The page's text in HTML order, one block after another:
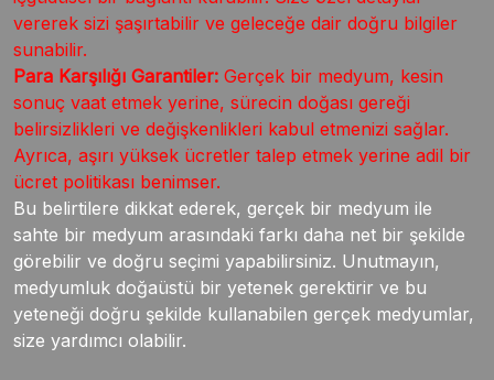
vererek sizi şaşırtabilir ve geleceğe dair doğru bilgiler
sunabilir.
Para Karşılığı Garantiler: Gerçek bir medyum, kesin
sonuç vaat etmek yerine, sürecin doğası gereği
belirsizlikleri ve değişkenlikleri kabul etmenizi sağlar.
Ayrıca, aşırı yüksek ücretler talep etmek yerine adil bir
ücret politikası benimser.
Bu belirtilere dikkat ederek, gerçek bir medyum ile
sahte bir medyum arasındaki farkı daha net bir şekilde
görebilir ve doğru seçimi yapabilirsiniz. Unutmayın,
medyumluk doğaüstü bir yetenek gerektirir ve bu
yeteneği doğru şekilde kullanabilen gerçek medyumlar,
size yardımcı olabilir.